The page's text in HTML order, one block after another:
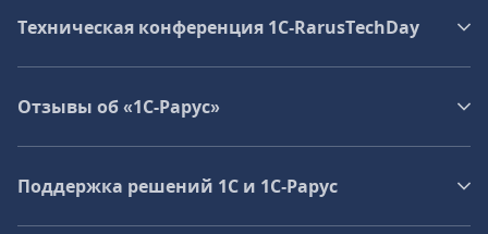
Техническая конференция 1C‑RarusTechDay
Отзывы об «1С-Рарус»
Поддержка решений 1С и 1С‑Рарус